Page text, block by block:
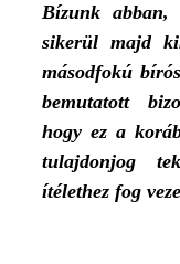
Bízunk abban,
sikerül majd
másodfokú
bemutatott
hogy ez a
tulajdonjog
ítélethez fog